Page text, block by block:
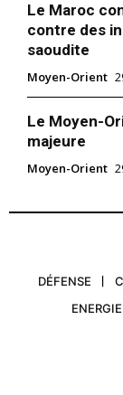
Le Maroc
contre des
saoudite
Moyen-Orient
Le Moyen-
majeure
Moyen-Orient
DÉFENSE
ENERGIE